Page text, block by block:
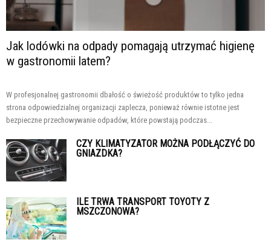
Jak lodówki na odpady pomagają utrzymać higienę
w gastronomii latem?
W profesjonalnej gastronomii dbałość o świeżość produktów to tylko jedna
strona odpowiedzialnej organizacji zaplecza, ponieważ równie istotne jest
bezpieczne przechowywanie odpadów, które powstają podczas...
CZY KLIMATYZATOR MOŻNA PODŁĄCZYĆ DO
GNIAZDKA?
ILE TRWA TRANSPORT TOYOTY Z
MSZCZONOWA?